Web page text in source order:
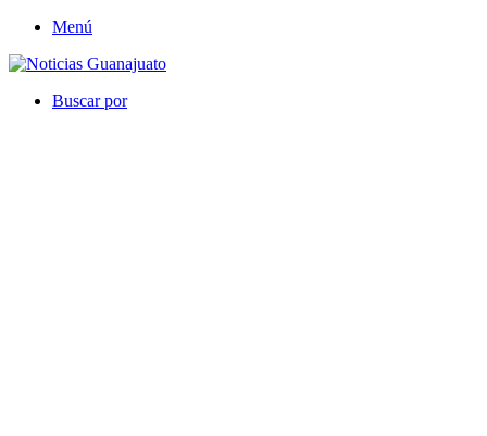
Menú
Buscar por